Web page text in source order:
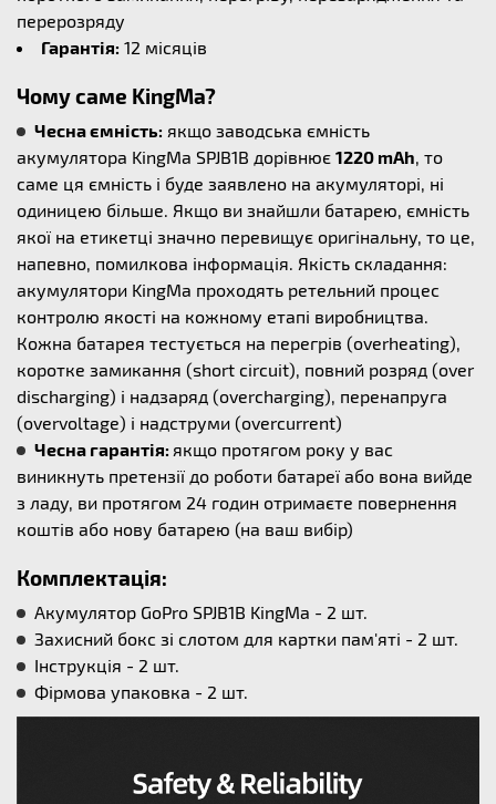
перерозряду
Гарантія: 12 місяців
Чому саме KingMa?
Чесна ємність: якщо заводська ємність
акумулятора KingMa SPJB1B дорівнює 1220 mAh, то
саме ця ємність і буде заявлено на акумуляторі, ні
одиницею більше. Якщо ви знайшли батарею, ємність
якої на етикетці значно перевищує оригінальну, то це,
напевно, помилкова інформація. Якість складання:
акумулятори KingMa проходять ретельний процес
контролю якості на кожному етапі виробництва.
Кожна батарея тестується на перегрів (overheating),
коротке замикання (short circuit), повний розряд (over
discharging) і надзаряд (overcharging), перенапруга
(overvoltage) і надструми (overcurrent)
Чесна гарантія: якщо протягом року у вас
виникнуть претензії до роботи батареї або вона вийде
з ладу, ви протягом 24 годин отримаєте повернення
коштів або нову батарею (на ваш вибір)
Комплектація:
Акумулятор GoPro SPJB1B KingMa - 2 шт.
Захисний бокс зі слотом для картки пам'яті - 2 шт.
Інструкція - 2 шт.
Фірмова упаковка - 2 шт.